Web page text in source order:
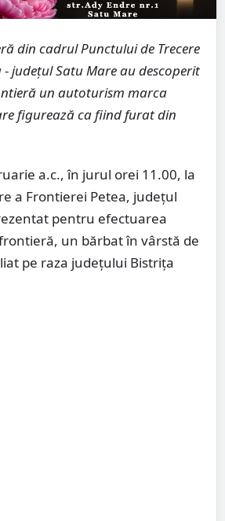
din cadrulPunctului de Trecere
- județul Satu Mare au descoperit
un autoturism marca
figureazăca fiind furat din
a.c., în jurul orei 11.00, la
a Frontierei Petea, județul
pentru efectuarea
un bărbat în vârstă de
pe raza județului Bistrița